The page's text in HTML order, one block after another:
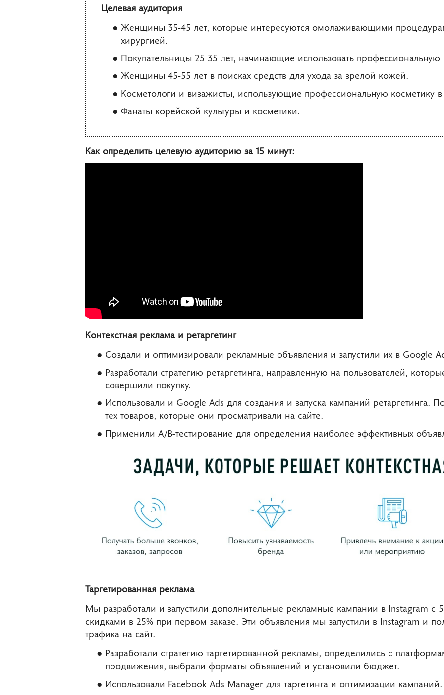
Целевая аудитория
Женщины 35-45 лет, которые интересуются омолаживающими
хирургией.
Покупательницы 25-35 лет, начинающие использовать профессиональную
Женщины 45-55 лет в поисках средств для ухода за зрелой кожей.
Косметологи и визажисты, использующие профессиональную косметику в
Фанаты корейской культуры и косметики.
Как определить целевую аудиторию за 15 минут:
Контекстная реклама и ретаргетинг
Создали и оптимизировали рекламные объявления и запустили их в Google
Разработали стратегию ретаргетинга, направленную на пользователей,
совершили покупку.
Использовали и Google Ads для создания и запуска кампаний ретаргетинга.
тех товаров, которые они просматривали на сайте.
Применили A/B-тестирование для определения наиболее эффективных
Таргетированная реклама
Мы разработали и запустили дополнительные рекламные кампании в Instagram
скидками в 25% при первом заказе. Эти объявления мы запустили в Instagram и
трафика на сайт.
Разработали стратегию таргетированной рекламы, определились с
продвижения, выбрали форматы объявлений и установили бюджет.
Использовали Facebook Ads Manager для таргетинга и оптимизации кампаний.